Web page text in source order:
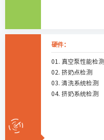
硬件：
01. 真空泵性能检测
02. 挤奶点检测
03. 清洗系统检测
04. 挤奶系统检测